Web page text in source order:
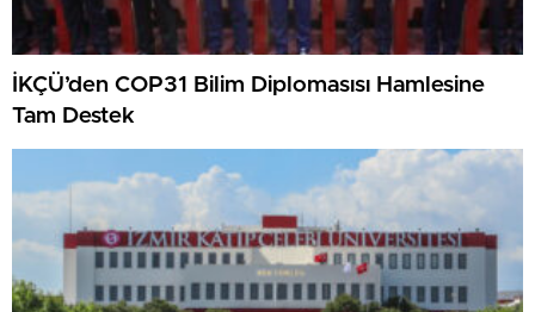
İKÇÜ’den COP31 Bilim Diplomasısı Hamlesine
Tam Destek